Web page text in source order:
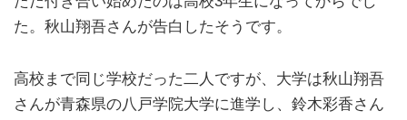
た。秋山翔吾さんが告白したそうです。
高校まで同じ学校だった二人ですが、大学は秋山翔吾
さんが青森県の八戸学院大学に進学し、鈴木彩香さん